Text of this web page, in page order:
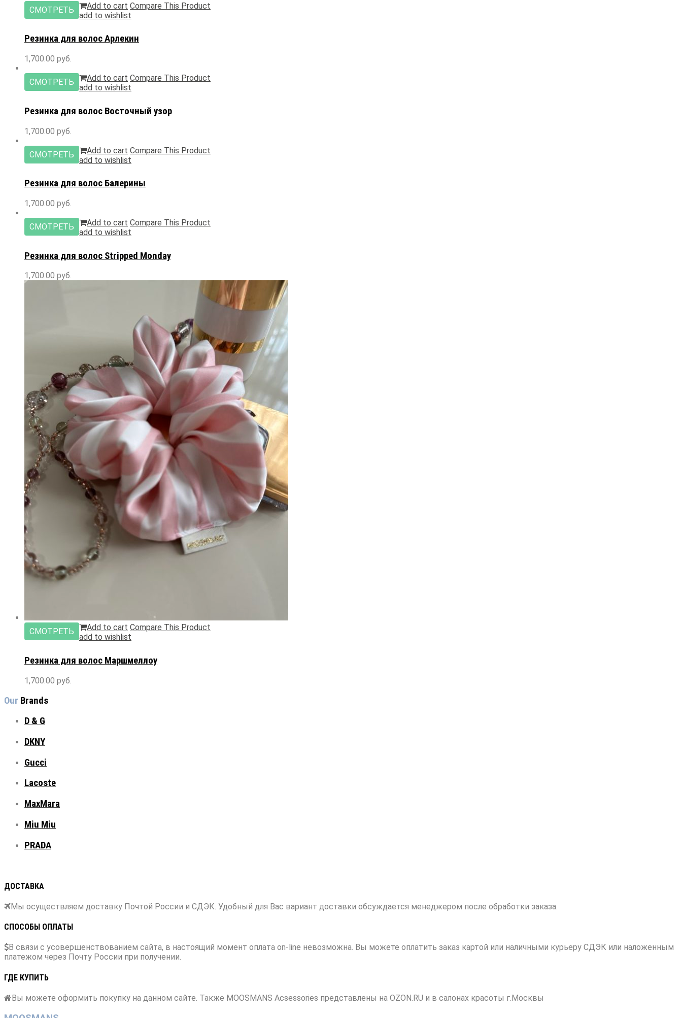
Add to cart
СМОТРЕТЬ
Compare This Product
add to wishlist
Резинка для волос Арлекин
1,700.00 руб.
Add to cart
СМОТРЕТЬ
Compare This Product
add to wishlist
Резинка для волос Восточный узор
1,700.00 руб.
Add to cart
СМОТРЕТЬ
Compare This Product
add to wishlist
Резинка для волос Балерины
1,700.00 руб.
Add to cart
СМОТРЕТЬ
Compare This Product
add to wishlist
Резинка для волос Stripped Monday
1,700.00 руб.
Add to cart
СМОТРЕТЬ
Compare This Product
add to wishlist
Резинка для волос Маршмеллоу
1,700.00 руб.
Our Brands
D & G
DKNY
Gucci
Lacoste
MaxMara
Miu Miu
PRADA
ДОСТАВКА
Мы осуществляем доставку Почтой России и СДЭК. Удобный для Вас вариант доставки обсуждается менеджером после обработки заказа.
СПОСОБЫ ОПЛАТЫ
В связи с усовершенствованием сайта, в настоящий момент оплата on-line невозможна. Вы можете оплатить заказ картой или наличными курьеру СДЭК или наложенным
платежом через Почту России при получении.
ГДЕ КУПИТЬ
Вы можете оформить покупку на данном сайте. Также MOOSMANS Acsessories представлены на OZON.RU и в салонах красоты г.Москвы